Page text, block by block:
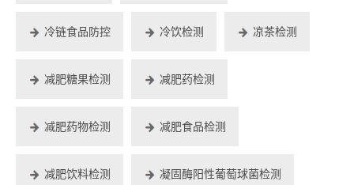
冷链食品防控 冷饮检测 凉茶检测
减肥糖果检测 减肥药检测
减肥药物检测 减肥食品检测
减肥饮料检测 凝固酶阳性葡萄球菌检测